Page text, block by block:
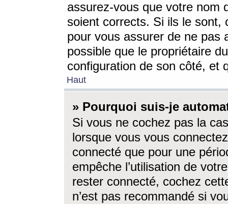
assurez-vous que votre nom
soient corrects. Si ils le sont,
pour vous assurer de ne pas
possible que le propriétaire
configuration de son côté, et
Haut
» Pourquoi suis-je
Si vous ne cochez pas la
lorsque vous vous
connecté que pour une
empêche l’utilisation de
rester connecté, cochez
n’est pas recommandé si